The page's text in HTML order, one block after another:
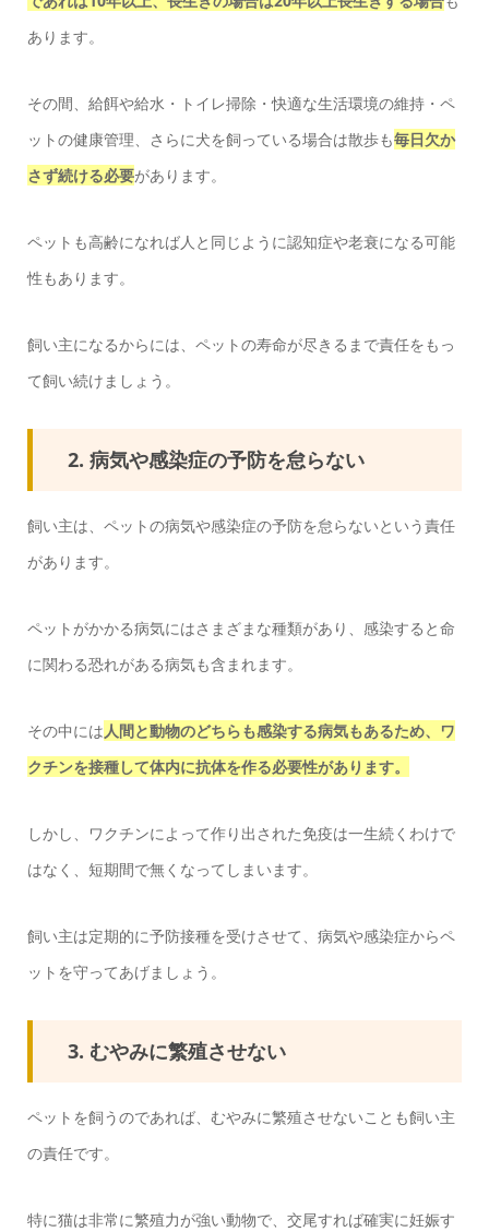
あります。
その間、給餌や給水・トイレ掃除・快適な生活環境の維持・ペ
ットの健康管理、さらに犬を飼っている場合は散歩も毎日欠か
さず続ける必要があります。
ペットも高齢になれば人と同じように認知症や老衰になる可能
性もあります。
飼い主になるからには、ペットの寿命が尽きるまで責任をもっ
て飼い続けましょう。
2. 病気や感染症の予防を怠らない
飼い主は、ペットの病気や感染症の予防を怠らないという責任
があります。
ペットがかかる病気にはさまざまな種類があり、感染すると命
に関わる恐れがある病気も含まれます。
その中には人間と動物のどちらも感染する病気もあるため、ワ
クチンを接種して体内に抗体を作る必要性があります。
しかし、ワクチンによって作り出された免疫は一生続くわけで
はなく、短期間で無くなってしまいます。
飼い主は定期的に予防接種を受けさせて、病気や感染症からペ
ットを守ってあげましょう。
3. むやみに繁殖させない
ペットを飼うのであれば、むやみに繁殖させないことも飼い主
の責任です。
特に猫は非常に繁殖力が強い動物で、交尾すれば確実に妊娠す